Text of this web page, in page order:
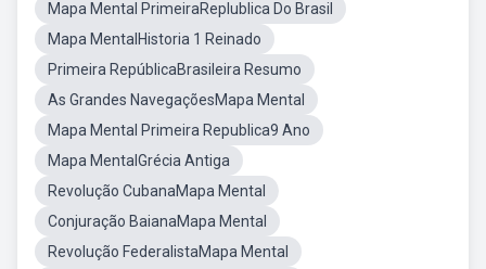
Mapa Mental PrimeiraReplublica Do Brasil
Mapa MentalHistoria 1 Reinado
Primeira RepúblicaBrasileira Resumo
As Grandes NavegaçõesMapa Mental
Mapa Mental Primeira Republica9 Ano
Mapa MentalGrécia Antiga
Revolução CubanaMapa Mental
Conjuração BaianaMapa Mental
Revolução FederalistaMapa Mental